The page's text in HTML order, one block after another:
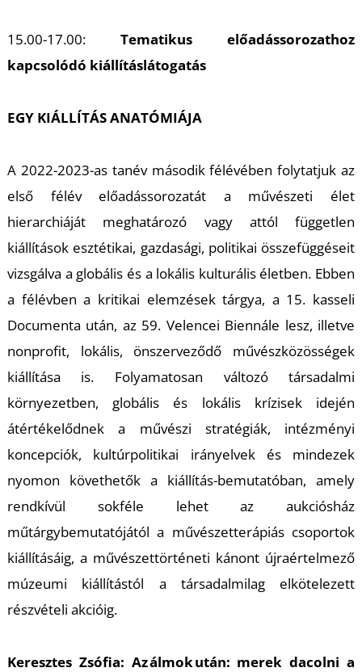
15.00-17.00: Tematikus előadássorozathoz
kapcsolódó kiállításlátogatás
EGY KIÁLLÍTÁS ANATÓMIÁJA
A 2022-2023-as tanév második félévében folytatjuk az
első félév előadássorozatát a művészeti élet
hierarchiáját meghatározó vagy attól független
kiállítások esztétikai, gazdasági, politikai összefüggéseit
vizsgálva a globális és a lokális kulturális életben. Ebben
a félévben a kritikai elemzések tárgya, a 15. kasseli
Documenta után, az 59. Velencei Biennále lesz, illetve
nonprofit, lokális, önszerveződő művészközösségek
kiállítása is. Folyamatosan változó társadalmi
környezetben, globális és lokális krízisek idején
átértékelődnek a művészi stratégiák, intézményi
koncepciók, kultúrpolitikai irányelvek és mindezek
nyomon követhetők a kiállítás-bemutatóban, amely
rendkívül sokféle lehet az aukciósház
műtárgybemutatójától a művészetterápiás csoportok
kiállításáig, a művészettörténeti kánont újraértelmező
múzeumi kiállítástól a társadalmilag elkötelezett
részvételi akcióig.
Keresztes Zsófia: Az álmok után: merek dacolni a